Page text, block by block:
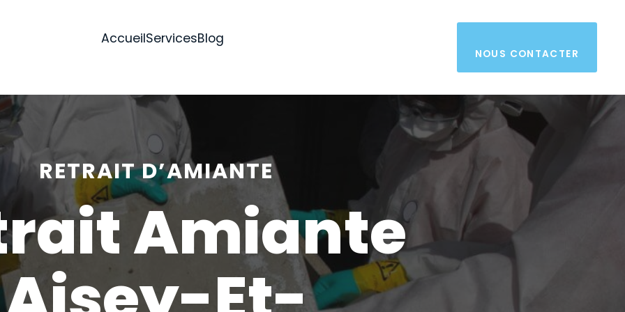
AccueilServicesBlog
NOUS CONTACTER
RETRAIT D’AMIANTE
Amiante